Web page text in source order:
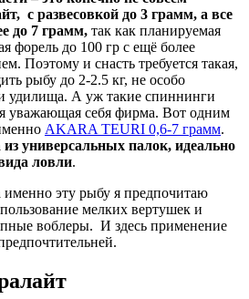
с развесовкой до 3 грамм, а все
до 7 грамм, так как планируемая
форель до 100 гр с ещё более
Поэтому и снасть требуется такая,
рыбу до 2-2.5 кг, не особо
удилища. А уж такие спиннинги
уважающая себя фирма. Вот одним
AKARA TEURI 0,6-7 грамм.
универсальных палок, идеально
ловли.
именно эту рыбу я предпочитаю
мелких вертушек и
воблеры. И здесь применение